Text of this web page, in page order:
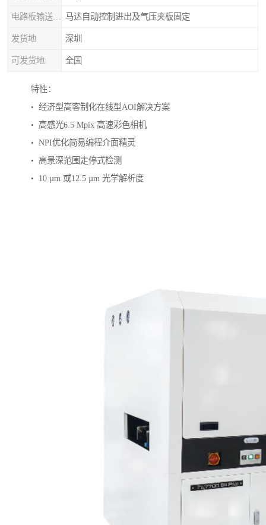
马达自动控制进出及气压夹板固定
发货地 深圳
可发货地 全国
特性：
• 经济型高客制化在线型AOI解决方案
• 高感光6.5 Mpix 高速彩色相机
• NPI优化简易编程介面精灵
• 高景深范围走停式检测
• 10 µm 或12.5 µm 光学解析度